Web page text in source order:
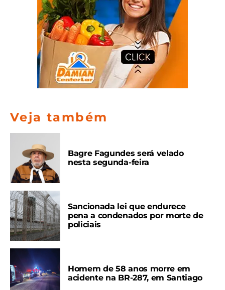
Veja também
Bagre Fagundes será velado
nesta segunda-feira
Sancionada lei que endurece
pena a condenados por morte de
policiais
Homem de 58 anos morre em
acidente na BR-287, em Santiago